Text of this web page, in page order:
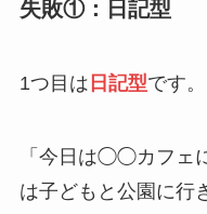
失敗①：日記型
1つ目は 日記型です。
「今日は◯◯カフェ
は子どもと公園に行